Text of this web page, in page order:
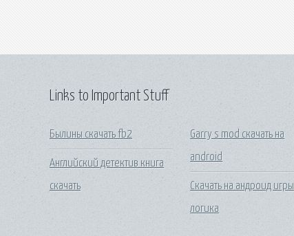
Links to Important Stuff
Былины скачать fb2
Английский детектив книга
скачать
Garry s mod скачать на
android
Скачать на андроид игры
логика